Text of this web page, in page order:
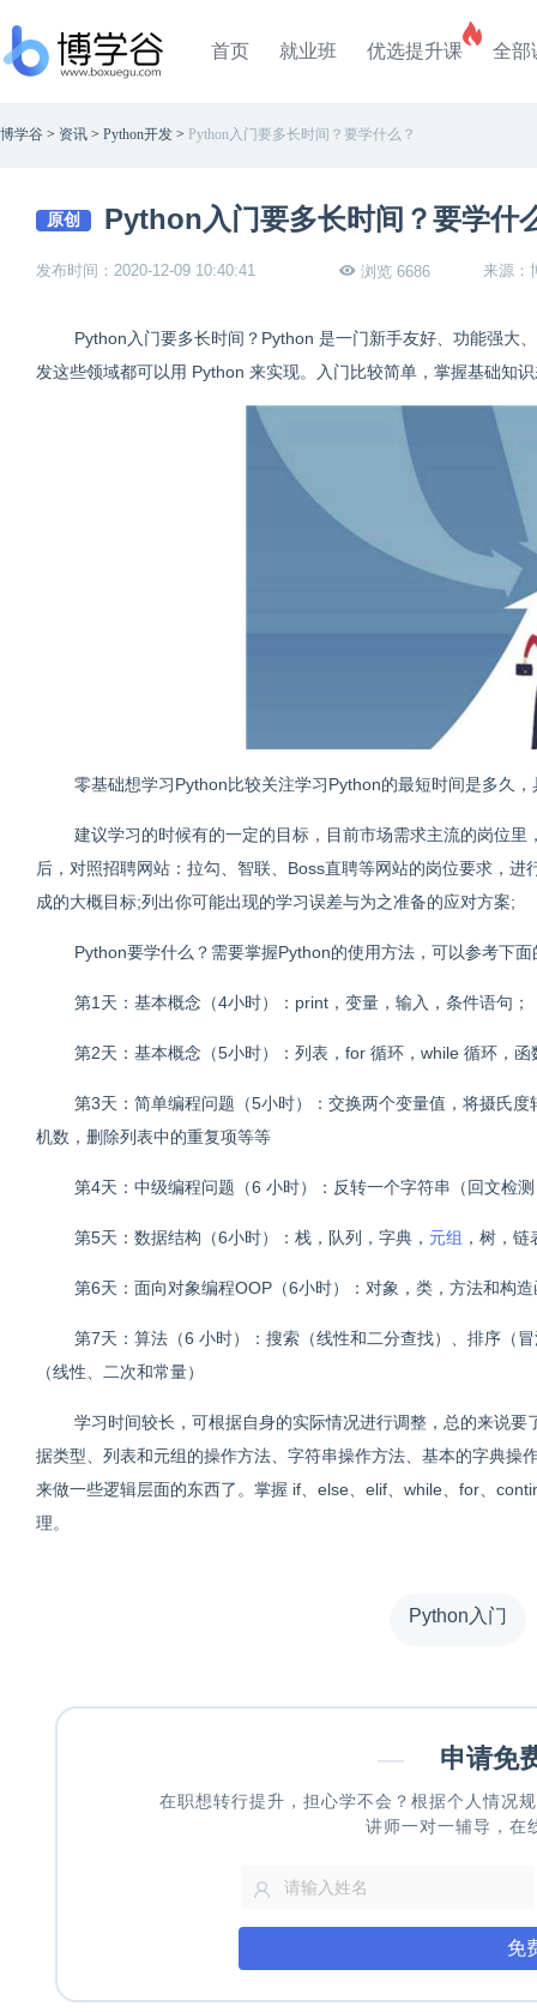
首页 就业班 优选提升课 全部
博学谷 > 资讯 > Python开发 > Python入门要多长时间？要学什么？
原创 Python入门要多长时间？要学什
发布时间：2020-12-09 10:40:41 浏览 6686 来源：
Python入门要多长时间？Python 是一门新手友好、功能强大
发这些领域都可以用 Python 来实现。入门比较简单，掌握基础知
零基础想学习Python比较关注学习Python的最短时间是多久
建议学习的时候有的一定的目标，目前市场需求主流的岗位
后，对照招聘网站：拉勾、智联、Boss直聘等网站的岗位要求，
成的大概目标;列出你可能出现的学习误差与为之准备的应对方案;
Python要学什么？需要掌握Python的使用方法，可以参考下
第1天：基本概念（4小时）：print，变量，输入，条件语句；
第2天：基本概念（5小时）：列表，for 循环，while 循环，函
第3天：简单编程问题（5小时）：交换两个变量值，将摄氏
机数，删除列表中的重复项等等
第4天：中级编程问题（6 小时）：反转一个字符串（回文检
第5天：数据结构（6小时）：栈，队列，字典， 元组 ，树，链
第6天：面向对象编程OOP（6小时）：对象，类，方法和构
第7天：算法（6 小时）：搜索（线性和二分查找）、排序（
（线性、二次和常量）
学习时间较长，可根据自身的实际情况进行调整，总的来说要
据类型、列表和元组的操作方法、字符串操作方法、基本的字典
来做一些逻辑层面的东西了。掌握 if、else、elif、while、for、
理。
Python入门
— 申请免
在职想转行提升，担心学不会？根据个人情况
讲师一对一辅导，在
免